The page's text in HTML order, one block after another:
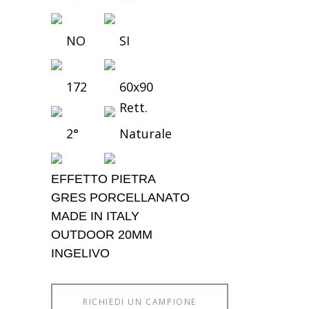
NO SI
172
60x90
Rett.
2°
Naturale
EFFETTO PIETRA
GRES PORCELLANATO
MADE IN ITALY
OUTDOOR 20MM
INGELIVO
RICHIEDI UN CAMPIONE